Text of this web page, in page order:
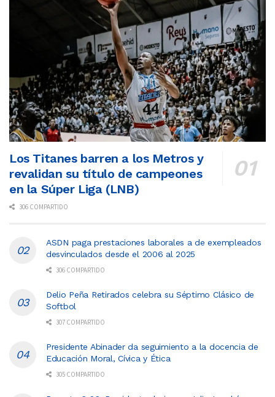
Los Titanes barren a los Metros y
revalidan su título de campeones
en la Súper Liga (LNB)
306 COMPARTIDO
ASDN paga prestaciones laborales a de exempleados
desvinculados desde el 2006 al 2025
306 COMPARTIDO
Delio Peña Retirados celebra su Séptimo Clásico de
Softbol
307 COMPARTIDO
Presidente Abinader da seguimiento a la docencia de
Educación Moral, Cívica y Ética
305 COMPARTIDO